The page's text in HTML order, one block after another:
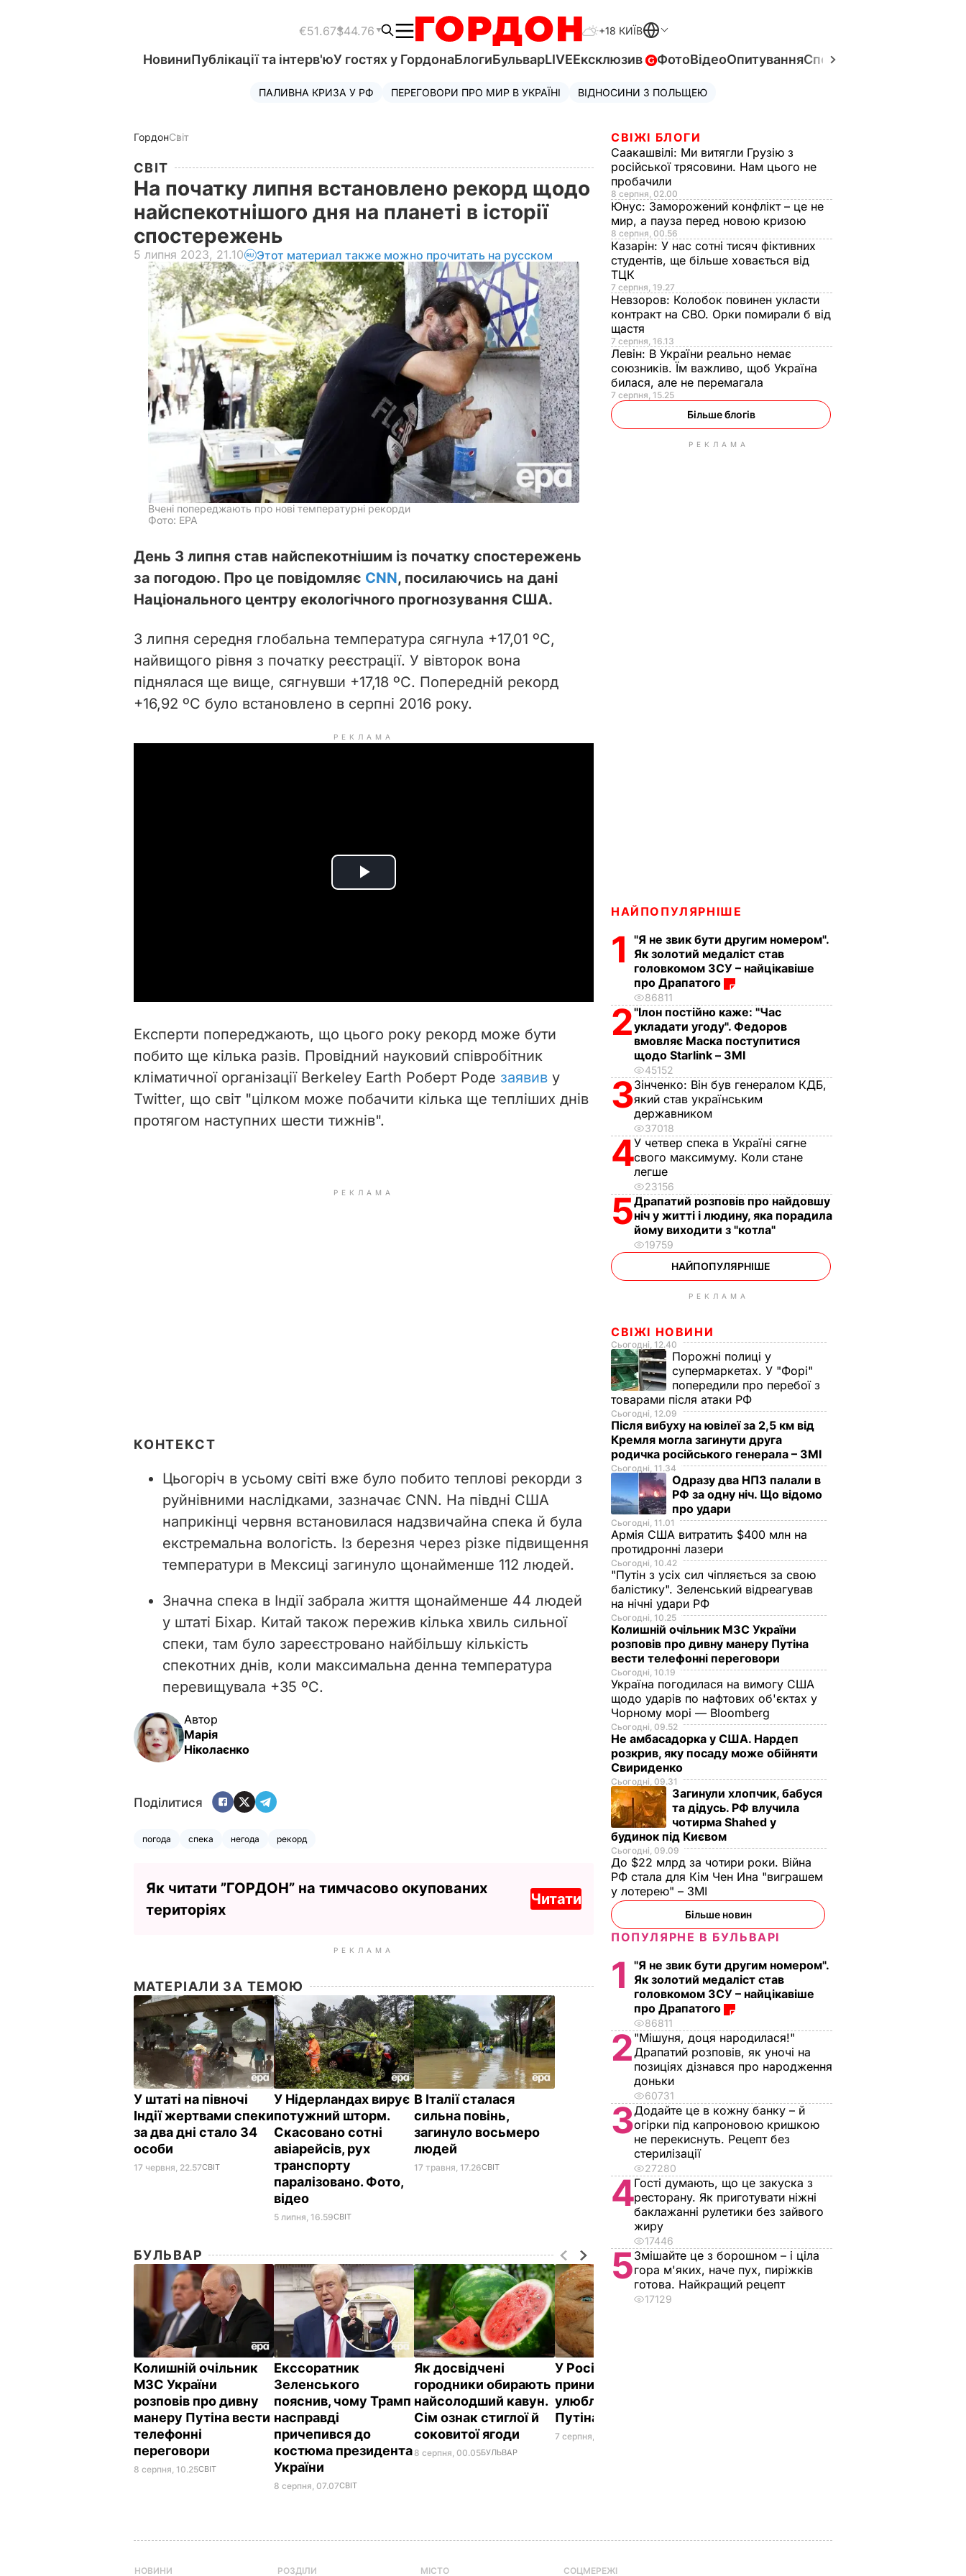
€51.67$44.76 +18 КИЇВ
НовиниПублікації та інтерв'юУ гостях у ГордонаБлогиБульварLIVEЕксклюзив ФотоВідеоОпитуванняСпецпроєкти
ПАЛИВНА КРИЗА У РФ ПЕРЕГОВОРИ ПРО МИР В УКРАЇНІ ВІДНОСИНИ З ПОЛЬЩЕЮ
ГордонСвіт
СВІТ
На початку липня встановлено рекорд щодо
найспекотнішого дня на планеті в історії
спостережень
5 липня 2023, 21.10 Этот материал также можно прочитать на русском
Вчені попереджають про нові температурні рекорди
Фото: EPA
День 3 липня став найспекотнішим із початку спостережень
за погодою. Про це повідомляє CNN, посилаючись на дані
Національного центру екологічного прогнозування США.
3 липня середня глобальна температура сягнула +17,01 ºС,
найвищого рівня з початку реєстрації. У вівторок вона
піднялася ще вище, сягнувши +17,18 ºС. Попередній рекорд
+16,92 ºС було встановлено в серпні 2016 року.
РЕКЛАМА
P
i
d
e
Експерти попереджають, що цього року рекорд може бути
побито ще кілька разів. Провідний науковий співробітник
кліматичної організації Berkeley Earth Роберт Роде заявив у
Twitter, що світ "цілком може побачити кілька ще тепліших днів
протягом наступних шести тижнів".
РЕКЛАМА
КОНТЕКСТ
Цьогоріч в усьому світі вже було побито теплові рекорди з
руйнівними наслідками, зазначає CNN. На півдні США
наприкінці червня встановилася надзвичайна спека й була
екстремальна вологість. Із березня через різке підвищення
температури в Мексиці загинуло щонайменше 112 людей.
Значна спека в Індії забрала життя щонайменше 44 людей
у штаті Біхар. Китай також пережив кілька хвиль сильної
спеки, там було зареєстровано найбільшу кількість
спекотних днів, коли максимальна денна температура
перевищувала +35 ºС.
Автор
Марія
Ніколаєнко
Поділитися
погода спека негода рекорд
Як читати ”ГОРДОН” на тимчасово окупованих
територіях
Читати
РЕКЛАМА
МАТЕРІАЛИ ЗА ТЕМОЮ
У штаті на півночі
Індії жертвами спеки
за два дні стало 34
особи
17 червня, 22.57СВІТ
У Нідерландах вирує
потужний шторм.
Скасовано сотні
авіарейсів, рух
транспорту
паралізовано. Фото,
відео
5 липня, 16.59СВІТ
В Італії сталася
сильна повінь,
загинуло восьмеро
людей
17 травня, 17.26СВІТ
БУЛЬВАР
Колишній очільник
МЗС України
розповів про дивну
манеру Путіна вести
телефонні
переговори
8 серпня, 10.25СВІТ
Екссоратник
Зеленського
пояснив, чому Трамп
насправді
причепився до
костюма президента
України
8 серпня, 07.07СВІТ
Як досвідчені
городники обирають
найсолодший кавун.
Сім ознак стиглої й
соковитої ягоди
8 серпня, 00.05БУЛЬВАР
У Росії жорстоко
принизили
улюбленого героя
Путіна
7 серпня, 23.42
СВІЖІ БЛОГИ
Саакашвілі: Ми витягли Грузію з
російської трясовини. Нам цього не
пробачили
8 серпня, 02.00
Юнус: Заморожений конфлікт – це не
мир, а пауза перед новою кризою
8 серпня, 00.56
Казарін: У нас сотні тисяч фіктивних
студентів, ще більше ховається від
ТЦК
7 серпня, 19.27
Невзоров: Колобок повинен укласти
контракт на СВО. Орки помирали б від
щастя
7 серпня, 16.13
Левін: В України реально немає
союзників. Їм важливо, щоб Україна
билася, але не перемагала
7 серпня, 15.25
Більше блогів
РЕКЛАМА
НАЙПОПУЛЯРНІШЕ
1
"Я не звик бути другим номером".
Як золотий медаліст став
головкомом ЗСУ – найцікавіше
про Драпатого
86811
2"Ілон постійно каже: "Час
укладати угоду". Федоров
вмовляє Маска поступитися
щодо Starlink – ЗМІ
45152
3Зінченко: Він був генералом КДБ,
який став українським
державником
37018
4У четвер спека в Україні сягне
свого максимуму. Коли стане
легше
23156
5Драпатий розповів про найдовшу
ніч у житті і людину, яка порадила
йому виходити з "котла"
19759
НАЙПОПУЛЯРНІШЕ
РЕКЛАМА
СВІЖІ НОВИНИ
Сьогодні, 12.40
Порожні полиці у
супермаркетах. У "Форі"
попередили про перебої з
товарами після атаки РФ
Сьогодні, 12.09
Після вибуху на ювілеї за 2,5 км від
Кремля могла загинути друга
родичка російського генерала – ЗМІ
Сьогодні, 11.34
Одразу два НПЗ палали в
РФ за одну ніч. Що відомо
про удари
Сьогодні, 11.01
Армія США витратить $400 млн на
протидронні лазери
Сьогодні, 10.42
"Путін з усіх сил чіпляється за свою
балістику". Зеленський відреагував
на нічні удари РФ
Сьогодні, 10.25
Колишній очільник МЗС України
розповів про дивну манеру Путіна
вести телефонні переговори
Сьогодні, 10.19
Україна погодилася на вимогу США
щодо ударів по нафтових об'єктах у
Чорному морі — Bloomberg
Сьогодні, 09.52
Не амбасадорка у США. Нардеп
розкрив, яку посаду може обійняти
Свириденко
Сьогодні, 09.31
Загинули хлопчик, бабуся
та дідусь. РФ влучила
чотирма Shahed у
будинок під Києвом
Сьогодні, 09.09
До $22 млрд за чотири роки. Війна
РФ стала для Кім Чен Ина "виграшем
у лотерею" – ЗМІ
Більше новин
ПОПУЛЯРНЕ В БУЛЬВАРІ
1
"Я не звик бути другим номером".
Як золотий медаліст став
головкомом ЗСУ – найцікавіше
про Драпатого
86811
2 "Мішуня, доця народилася!"
Драпатий розповів, як уночі на
позиціях дізнався про народження
доньки
60731
3Додайте це в кожну банку – й
огірки під капроновою кришкою
не перекиснуть. Рецепт без
стерилізації
27280
4Гості думають, що це закуска з
ресторану. Як приготувати ніжні
баклажанні рулетики без зайвого
жиру
17446
5Змішайте це з борошном – і ціла
гора м'яких, наче пух, пиріжків
готова. Найкращий рецепт
17129
НОВИНИ РОЗДІЛИ МІСТО СОЦМЕРЕЖІ